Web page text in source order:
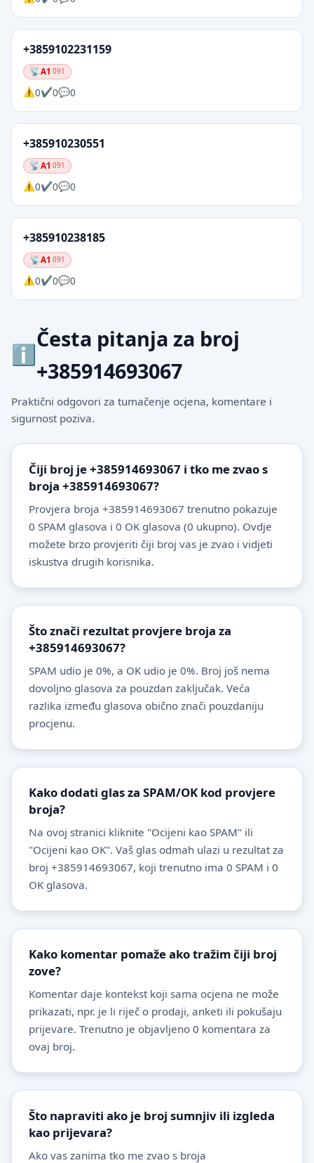
+3859102231159
A1 091
0 0 0
+385910230551
A1 091
0 0 0
+385910238185
A1 091
0 0 0
Česta pitanja za broj
+385914693067
Praktični odgovori za tumačenje ocjena, komentare i
sigurnost poziva.
Čiji broj je +385914693067 i tko me zvao s
broja +385914693067?
Provjera broja +385914693067 trenutno pokazuje
0 SPAM glasova i 0 OK glasova (0 ukupno). Ovdje
možete brzo provjeriti čiji broj vas je zvao i vidjeti
iskustva drugih korisnika.
Što znači rezultat provjere broja za
+385914693067?
SPAM udio je 0%, a OK udio je 0%. Broj još nema
dovoljno glasova za pouzdan zaključak. Veća
razlika između glasova obično znači pouzdaniju
procjenu.
Kako dodati glas za SPAM/OK kod provjere
broja?
Na ovoj stranici kliknite "Ocijeni kao SPAM" ili
"Ocijeni kao OK". Vaš glas odmah ulazi u rezultat za
broj +385914693067, koji trenutno ima 0 SPAM i 0
OK glasova.
Kako komentar pomaže ako tražim čiji broj
zove?
Komentar daje kontekst koji sama ocjena ne može
prikazati, npr. je li riječ o prodaji, anketi ili pokušaju
prijevare. Trenutno je objavljeno 0 komentara za
ovaj broj.
Što napraviti ako je broj sumnjiv ili izgleda
kao prijevara?
Ako vas zanima tko me zvao s broja